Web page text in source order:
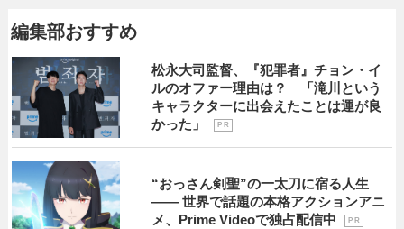
編集部おすすめ
松永大司監督、『犯罪者』チョン・イ
ルのオファー理由は？ 「滝川という
キャラクターに出会えたことは運が良
かった」
P R
“おっさん剣聖”の一太刀に宿る人生
―― 世界で話題の本格アクションアニ
メ、Prime Videoで独占配信中
P R